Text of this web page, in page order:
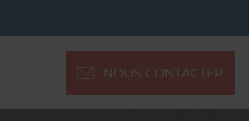
NOUS CONTACTER